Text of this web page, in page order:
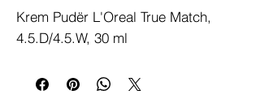
Krem Pudër L'Oreal True Match,
4.5.D/4.5.W, 30 ml